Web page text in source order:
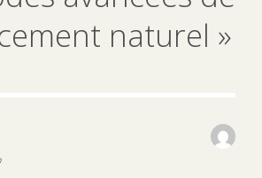
naturel »